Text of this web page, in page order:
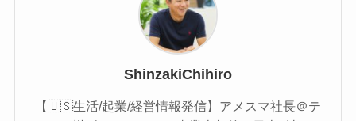
ShinzakiChihiro
【🇺🇸生活/起業/経営情報発信】アメスマ社長＠テ